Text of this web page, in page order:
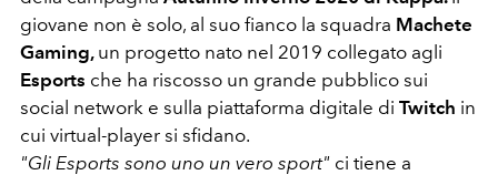
giovane non è solo, al suo fianco la squadra Machete
Gaming, un progetto nato nel 2019 collegato agli
Esports che ha riscosso un grande pubblico sui
social network e sulla piattaforma digitale di Twitch in
cui virtual-player si sfidano.
"Gli Esports sono uno un vero sport" ci tiene a